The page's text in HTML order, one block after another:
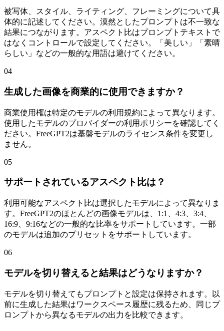
被写体、スタイル、ライティング、フレーミングについて具
体的に記述してください。漠然としたプロンプトは不一致な
結果につながります。アスペクト比はプロンプトテキストで
はなくコントロールで設定してください。「美しい」「素晴
らしい」などの一般的な用語は避けてください。
04
生成した画像を商業的に使用できますか？
商業使用権は特定のモデルの利用規約によって異なります。
使用したモデルのプロバイダーの利用ポリシーを確認してく
ださい。FreeGPT2は基盤モデルのライセンス条件を変更し
ません。
05
サポートされているアスペクト比は？
利用可能なアスペクト比は選択したモデルによって異なりま
す。FreeGPT2のほとんどの画像モデルは、1:1、4:3、3:4、
16:9、9:16などの一般的な比率をサポートしています。一部
のモデルは追加のプリセットをサポートしています。
06
モデルを切り替えると結果はどうなりますか？
モデルを切り替えてもプロンプトと設定は保持されます。以
前に生成した結果はワークスペース履歴に残るため、同じプ
ロンプトから異なるモデルの出力を比較できます。